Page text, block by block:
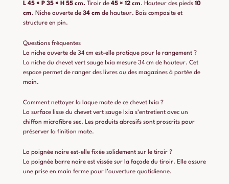
L 45 × P 35 × H 55 cm. Tiroir de 45 × 12 cm. Hauteur des pieds 10
cm. Niche ouverte de 34 cm de hauteur. Bois composite et
structure en pin.
Questions fréquentes
La niche ouverte de 34 cm est-elle pratique pour le rangement ?
La niche du chevet vert sauge Ixia mesure 34 cm de hauteur. Cet
espace permet de ranger des livres ou des magazines à portée de
main.
Comment nettoyer la laque mate de ce chevet Ixia ?
La surface lisse du chevet vert sauge Ixia s’entretient avec un
chiffon microfibre sec. Les produits abrasifs sont proscrits pour
préserver la finition mate.
La poignée noire est-elle fixée solidement sur le tiroir ?
La poignée barre noire est vissée sur la façade du tiroir. Elle assure
une prise en main ferme pour l’ouverture quotidienne.